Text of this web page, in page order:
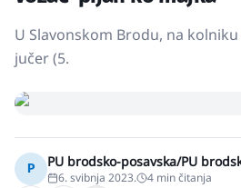
Život
Osmrtnice
U Slavonskom Brodu, na
jučer (5.
P PU brodsko-posavska/PU
6. svibnja 2023. 4 min čitanja